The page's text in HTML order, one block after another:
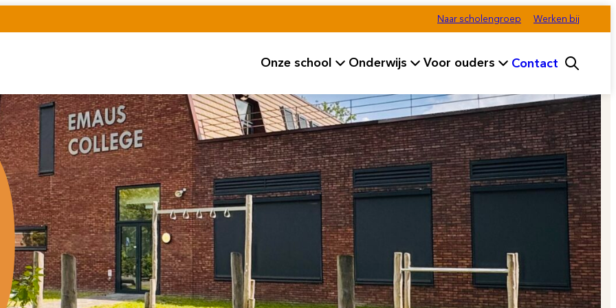
Naar scholengroep Werken bij
Onze school Onderwijs Voor ouders Contact